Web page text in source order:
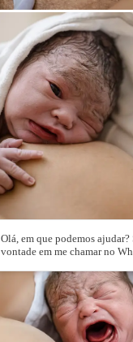
Olá, em que podemos ajudar?
vontade em me chamar no